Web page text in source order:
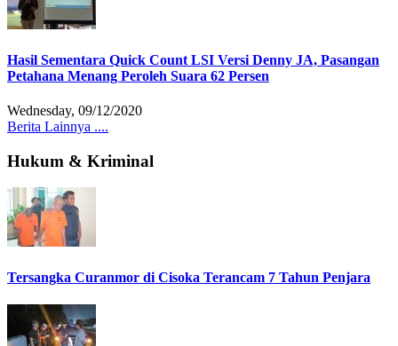
Hasil Sementara Quick Count LSI Versi Denny JA, Pasangan
Petahana Menang Peroleh Suara 62 Persen
Wednesday, 09/12/2020
Berita Lainnya ....
Hukum & Kriminal
Tersangka Curanmor di Cisoka Terancam 7 Tahun Penjara